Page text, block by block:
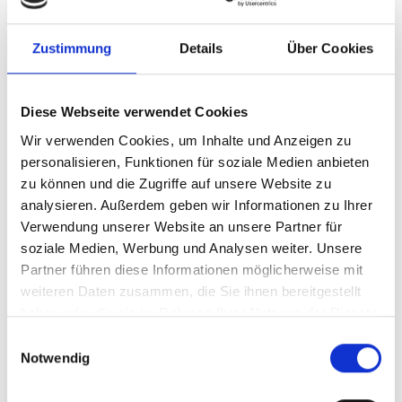
Zustimmung Details Über Cookies
Diese Webseite verwendet Cookies
Wir verwenden Cookies, um Inhalte und Anzeigen zu
personalisieren, Funktionen für soziale Medien anbieten
zu können und die Zugriffe auf unsere Website zu
analysieren. Außerdem geben wir Informationen zu Ihrer
Verwendung unserer Website an unsere Partner für
soziale Medien, Werbung und Analysen weiter. Unsere
Partner führen diese Informationen möglicherweise mit
weiteren Daten zusammen, die Sie ihnen bereitgestellt
haben oder die sie im Rahmen Ihrer Nutzung der Dienste
Notwendig
will ich tatenlos zusehen, wie jährlich ca. 100.000
ungeborene Menschen ihrer Freiheit und Zukunft beraubt
werden, Menschen, die, wenn sie die Chance dazu bekämen,
machen könnten.
Ich kann nicht verstehen, wie man einerseits für Umwelt-,
Arten- und Minderheitenschutz eintreten kann und
andererseits scheinbar tatenlos bei massenhafter Abtreibung
und beispielsweise auch bei der Entsorgung befruchteter
Eizellen in Kinderwunschzentren oder Krankenhauslaboren
zusieht.
Einsatz für die Würde eines
jeden Menschen von Anfang an
Wir brauchen gesamtgesellschaftlich einen Wandel hin zu
einer Willkommenskultur für
Menschen. Seit den
Anfängen der Kirche waren die Christen Vorreiter bei diesem